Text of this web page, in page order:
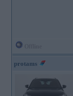
protams